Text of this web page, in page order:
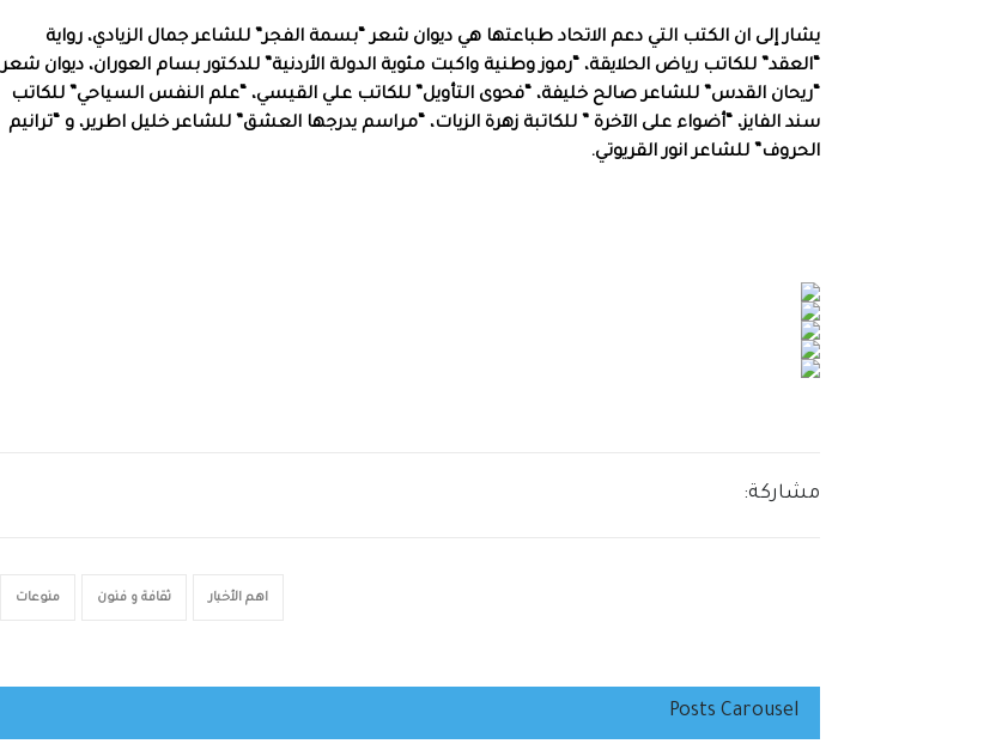
يشار إلى ان الكتب التي دعم الاتحاد طباعتها هي ديوان شعر “بسمة الفجر” للشاعر جمال الزيادي، رواية
“العقد” للكاتب رياض الحلايقة، “رموز وطنية واكبت مئوية الدولة الأردنية” للدكتور بسام العوران، ديوان شعر
“ريحان القدس” للشاعر صالح خليفة، “فحوى التأويل” للكاتب علي القيسي، “علم النفس السياحي” للكاتب
سند الفايز، “أضواء على الآخرة ” للكاتبة زهرة الزيات، “مراسم يدرجها العشق” للشاعر خليل اطرير، و “ترانيم
الحروف” للشاعر انور القريوتي.
مشاركة:
اهم الأخبار ثقافة و فنون منوعات
Posts Carousel